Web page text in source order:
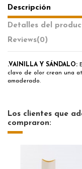
Descripción
Detalles del
Reviews(0)
.VAINILLA Y SÁNDALO:
clavo de olor crean una
amaderado.
Los clientes que
compraron: